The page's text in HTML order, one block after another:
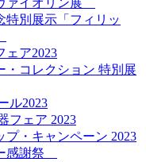
ァイオリン展
特別展示「フィリッ
ェア2023
・コレクション 特別展
ル2023
フェア 2023
プ・キャンペーン 2023
感謝祭